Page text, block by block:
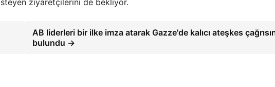
ziyaretçilerini de bekliyor.
AB liderleri bir ilke imza atarak Gazze'de kalıcı ateşkes
bulundu →